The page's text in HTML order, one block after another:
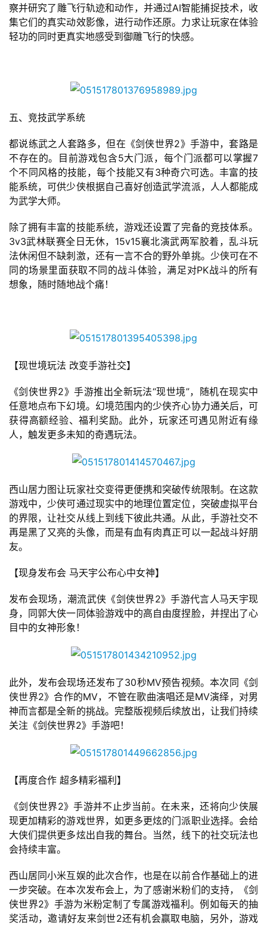
闲
游
戏
5
十
三
届
金
茶
7
月
日
茶
对
上
海
站
中
文
(
中
国
察并研究了雕飞行轨迹和动作，并通过AI智能捕捉技术，收
集它们的真实动效影像，进行动作还原。力求让玩家在体验
轻功的同时更真实地感受到御雕飞行的快感。
五、竞技武学系统
都说练武之人套路多，但在《剑侠世界2》手游中，套路是
不存在的。目前游戏包含5大门派，每个门派都可以掌握7
个不同风格的技能，每个技能又有3种奇穴可选。丰富的技
能系统，可供少侠根据自己喜好创造武学流派，人人都能成
为武学大师。
除了拥有丰富的技能系统，游戏还设置了完备的竞技体系。
3v3武林联赛全日无休，15v15襄北演武两军胶着，乱斗玩
法休闲但不缺刺激，还有一言不合的野外单挑。少侠可在不
同的场景里面获取不同的战斗体验，满足对PK战斗的所有
想象，随时随地战个痛！
【现世境玩法 改变手游社交】
《剑侠世界2》手游推出全新玩法“现世境”，随机在现实中
任意地点布下幻境。幻境范围内的少侠齐心协力通关后，可
获得高额经验、福利奖励。此外，玩家还可遇见附近有缘
人，触发更多未知的奇遇玩法。
西山居力图让玩家社交变得更便携和突破传统限制。在这款
游戏中，少侠可通过现实中的地理位置定位，突破虚拟平台
的界限，让社交从线上到线下彼此共通。从此，手游社交不
再是黑了又亮的头像，而是有血有肉真正可以一起战斗好朋
友。
【现身发布会 马天宇公布心中女神】
发布会现场，潮流武侠《剑侠世界2》手游代言人马天宇现
身，同郭大侠一同体验游戏中的高自由度捏脸，并捏出了心
目中的女神形象！
此外，发布会现场还发布了30秒MV预告视频。本次同《剑
侠世界2》合作的MV，不管在歌曲演唱还是MV演绎，对男
神而言都是全新的挑战。完整版视频后续放出，让我们持续
关注《剑侠世界2》手游吧！
【再度合作 超多精彩福利】
《剑侠世界2》手游并不止步当前。在未来，还将向少侠展
现更加精彩的游戏世界，如更多更炫的门派职业选择。会给
大侠们提供更多炫出自我的舞台。当然，线下的社交玩法也
会持续丰富。
西山居同小米互娱的此次合作，也是在以前合作基础上的进
一步突破。在本次发布会上，为了感谢米粉们的支持，《剑
侠世界2》手游为米粉定制了专属游戏福利。例如每天的抽
奖活动，邀请好友来剑世2还有机会赢取电脑，另外，游戏